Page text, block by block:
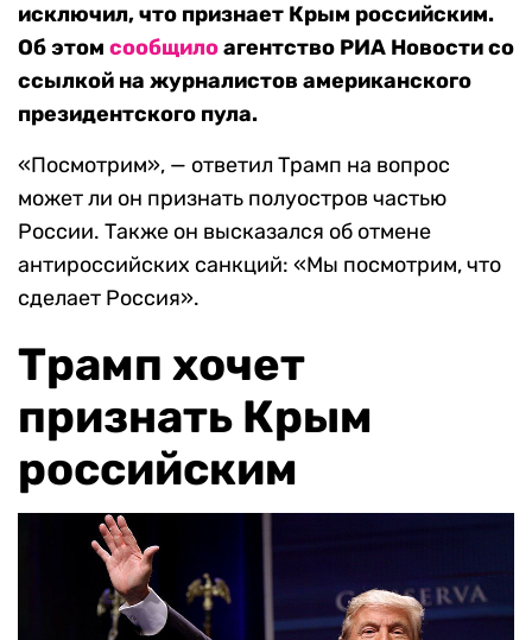
исключил, что признает Крым российским.
Об этом сообщилоагентство РИА Новости со
ссылкой на журналистов американского
президентского пула.
«Посмотрим», — ответил Трамп на вопрос
может ли он признать полуостров частью
России. Также он высказался об отмене
антироссийских санкций: «Мы посмотрим, что
сделает Россия».
Трамп хочет
признать Крым
российским